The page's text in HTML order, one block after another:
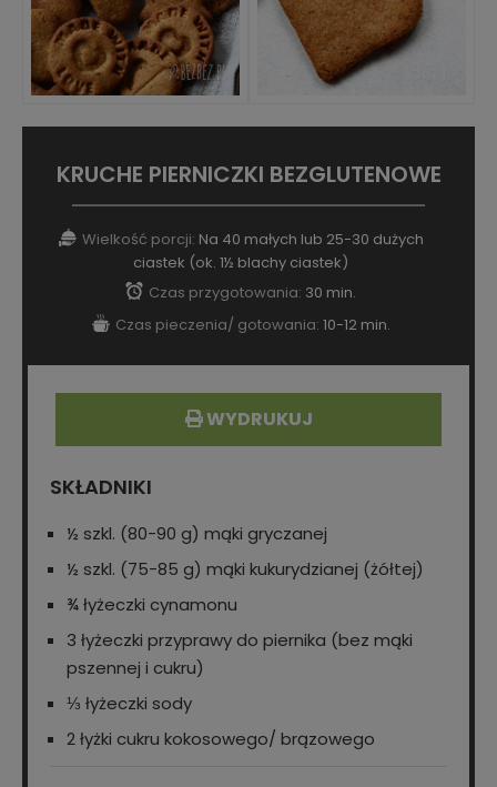
KRUCHE PIERNICZKI BEZGLUTENOWE
Wielkość porcji: Na 40 małych lub 25-30 dużych
ciastek (ok. 1½ blachy ciastek)
Czas przygotowania: 30 min.
Czas pieczenia/ gotowania: 10-12 min.
WYDRUKUJ
SKŁADNIKI
½ szkl. (80-90 g) mąki gryczanej
½ szkl. (75-85 g) mąki kukurydzianej (żółtej)
¾ łyżeczki cynamonu
3 łyżeczki przyprawy do piernika (bez mąki
pszennej i cukru)
⅓ łyżeczki sody
2 łyżki cukru kokosowego/ brązowego